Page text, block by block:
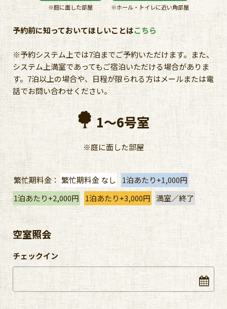
※庭に面した部屋 ※ホール・トイレに近い角部屋
予約前に知っておいてほしいことはこちら
※予約システム上では7泊までご予約いただけます。また、
システム上満室であってもご宿泊いただける場合がありま
す。7泊以上の場合や、日程が限られる方はメールまたは電
話でお問い合わせください。
1〜6号室
※庭に面した部屋
繁忙期料金： 繁忙期料金 なし
1泊あたり+1,000円
1泊あたり+2,000円
1泊あたり+3,000円 満室／終了
空室照会
チェックイン